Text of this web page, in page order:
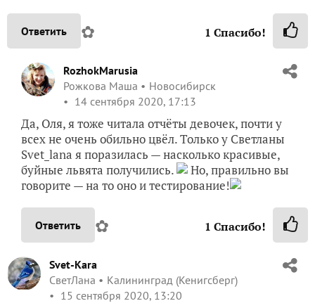
Ответить ✿ 1 Спасибо!
RozhokMarusia
Рожкова Маша
Новосибирск
14 сентября 2020, 17:13
Да, Оля, я тоже читала отчёты девочек, почти у
всех не очень обильно цвёл. Только у Светланы
Svet_lana я поразилась — насколько красивые,
буйные львята получились.
Но, правильно вы
говорите — на то оно и тестирование!
Ответить ✿ 1 Спасибо!
Svet-Kara
СветЛана
Калининград (Кенигсберг)
15 сентября 2020, 13:20